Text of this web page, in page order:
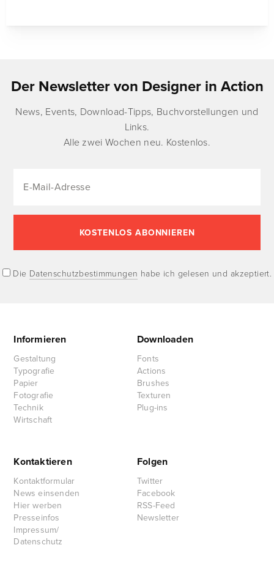
Der Newsletter von Designer in Action
News, Events, Download-Tipps, Buchvorstellungen und
Links.
Alle zwei Wochen neu. Kostenlos.
Die Datenschutzbestimmungen habe ich gelesen und akzeptiert.
Informieren
Gestaltung
Typografie
Papier
Fotografie
Technik
Wirtschaft
Downloaden
Fonts
Actions
Brushes
Texturen
Plug-ins
Kontaktieren
Kontaktformular
News einsenden
Hier werben
Presseinfos
Impressum/
Datenschutz
Folgen
Twitter
Facebook
RSS-Feed
Newsletter